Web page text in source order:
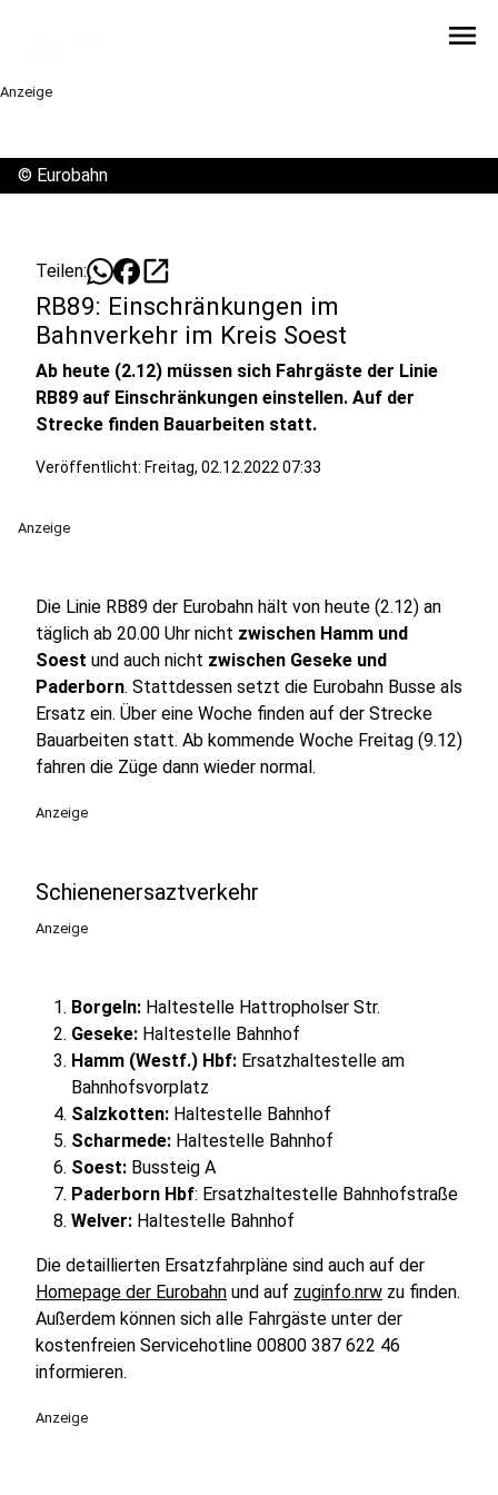
menu
Anzeige
© Eurobahn
Teilen: open_in_new
RB89: Einschränkungen im
Bahnverkehr im Kreis Soest
Ab heute (2.12) müssen sich Fahrgäste der Linie
RB89 auf Einschränkungen einstellen. Auf der
Strecke finden Bauarbeiten statt.
Veröffentlicht: Freitag, 02.12.2022 07:33
Anzeige
Die Linie RB89 der Eurobahn hält von heute (2.12) an
täglich ab 20.00 Uhr nicht zwischen Hamm und
Soest und auch nicht zwischen Geseke und
Paderborn. Stattdessen setzt die Eurobahn Busse als
Ersatz ein. Über eine Woche finden auf der Strecke
Bauarbeiten statt. Ab kommende Woche Freitag (9.12)
fahren die Züge dann wieder normal.
Anzeige
Schienenersaztverkehr
Anzeige
Borgeln: Haltestelle Hattropholser Str.
Geseke: Haltestelle Bahnhof
Hamm (Westf.) Hbf: Ersatzhaltestelle am
Bahnhofsvorplatz
Salzkotten: Haltestelle Bahnhof
Scharmede: Haltestelle Bahnhof
Soest: Bussteig A
Paderborn Hbf: Ersatzhaltestelle Bahnhofstraße
Welver: Haltestelle Bahnhof
Die detaillierten Ersatzfahrpläne sind auch auf der
Homepage der Eurobahn und auf zuginfo.nrw zu finden.
Außerdem können sich alle Fahrgäste unter der
kostenfreien Servicehotline 00800 387 622 46
informieren.
Anzeige